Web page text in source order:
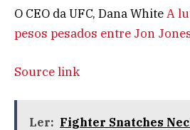
O CEO da UFC, Dana WhiteA
pesos pesados ​​entre Jon
Source link
Ler: Fighter Snatches